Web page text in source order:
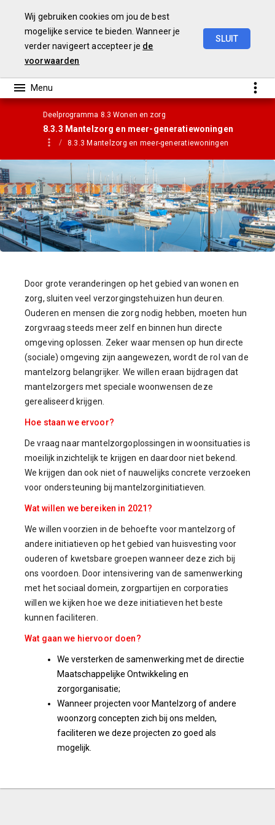
Deelprogramma 8.3 Wonen en zorg
8.3.3 Mantelzorg en meer-generatiewoningen
8.3.3 Mantelzorg en meer-generatiewoningen
Door grote veranderingen op het gebied van wonen en
zorg, sluiten veel verzorgingstehuizen hun deuren.
Ouderen en mensen die zorg nodig hebben, moeten hun
zorgvraag steeds meer zelf en binnen hun directe
omgeving oplossen. Zeker waar mensen op hun directe
(sociale) omgeving zijn aangewezen, wordt de rol van de
mantelzorg belangrijker. We willen eraan bijdragen dat
mantelzorgers met speciale woonwensen deze
gerealiseerd krijgen.
Hoe staan we ervoor?
De vraag naar mantelzorgoplossingen in woonsituaties is
moeilijk inzichtelijk te krijgen en daardoor niet bekend.
We krijgen dan ook niet of nauwelijks concrete verzoeken
voor ondersteuning bij mantelzorginitiatieven.
Wat willen we bereiken in 2021?
We willen voorzien in de behoefte voor mantelzorg of
andere initiatieven op het gebied van huisvesting voor
ouderen of kwetsbare groepen wanneer deze zich bij
ons voordoen. Door intensivering van de samenwerking
met het sociaal domein, zorgpartijen en corporaties
willen we kijken hoe we deze initiatieven het beste
kunnen faciliteren.
Wat gaan we hiervoor doen?
We versterken de samenwerking met de directie
Maatschappelijke Ontwikkeling en
zorgorganisatie;
Wanneer projecten voor Mantelzorg of andere
woonzorg concepten zich bij ons melden,
faciliteren we deze projecten zo goed als
mogelijk.
Wij gebruiken cookies om jou de best
mogelijke service te bieden. Wanneer je
verder navigeert accepteer je de
voorwaarden
SLUIT